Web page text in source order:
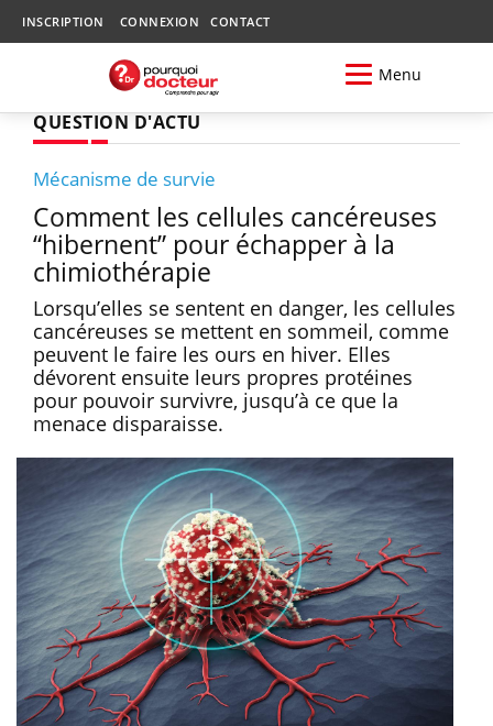
INSCRIPTION CONNEXION CONTACT
Menu
QUESTION D'ACTU
Mécanisme de survie
Comment les cellules cancéreuses
“hibernent” pour échapper à la
chimiothérapie
Lorsqu’elles se sentent en danger, les cellules
cancéreuses se mettent en sommeil, comme
peuvent le faire les ours en hiver. Elles
dévorent ensuite leurs propres protéines
pour pouvoir survivre, jusqu’à ce que la
menace disparaisse.